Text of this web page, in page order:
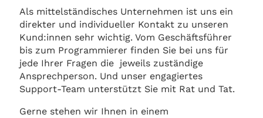
Als mittelständisches Unternehmen ist uns ein
direkter und individueller Kontakt zu unseren
Kund:innen sehr wichtig. Vom Geschäftsführer
bis zum Programmierer finden Sie bei uns für
jede Ihrer Fragen die jeweils zuständige
Ansprechperson. Und unser engagiertes
Support-Team unterstützt Sie mit Rat und Tat.
Gerne stehen wir Ihnen in einem